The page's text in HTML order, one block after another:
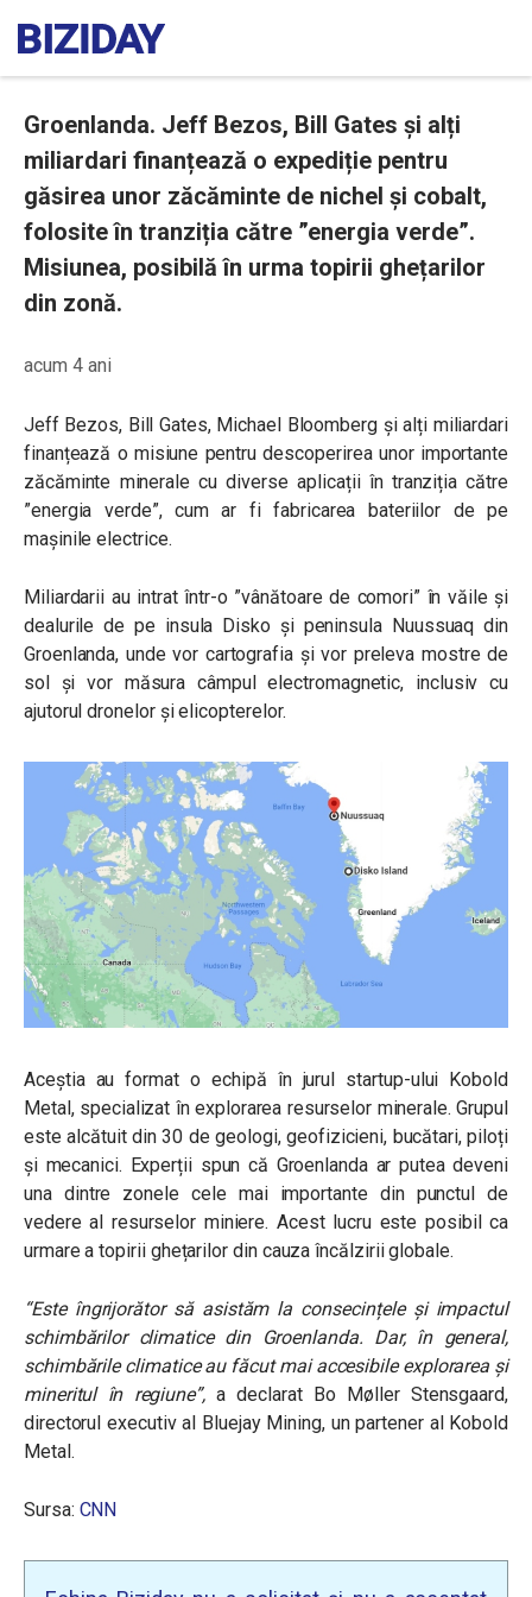
Groenlanda. Jeff Bezos, Bill Gates și alți
miliardari finanțează o expediție pentru
găsirea unor zăcăminte de nichel și cobalt,
folosite în tranziția către ”energia verde”.
Misiunea, posibilă în urma topirii ghețarilor
din zonă.
acum 4 ani
Jeff Bezos, Bill Gates, Michael Bloomberg și alți miliardari
finanțează o misiune pentru descoperirea unor importante
zăcăminte minerale cu diverse aplicații în tranziția către
”energia verde”, cum ar fi fabricarea bateriilor de pe
mașinile electrice.
Miliardarii au intrat într-o ”vânătoare de comori” în văile și
dealurile de pe insula Disko și peninsula Nuussuaq din
Groenlanda, unde vor cartografia și vor preleva mostre de
sol și vor măsura câmpul electromagnetic, inclusiv cu
ajutorul dronelor și elicopterelor.
Aceștia au format o echipă în jurul startup-ului Kobold
Metal, specializat în explorarea resurselor minerale. Grupul
este alcătuit din 30 de geologi, geofizicieni, bucătari, piloți
și mecanici. Experții spun că Groenlanda ar putea deveni
una dintre zonele cele mai importante din punctul de
vedere al resurselor miniere. Acest lucru este posibil ca
urmare a topirii ghețarilor din cauza încălzirii globale.
“Este îngrijorător să asistăm la consecințele și impactul
schimbărilor climatice din Groenlanda. Dar, în general,
schimbările climatice au făcut mai accesibile explorarea și
mineritul în regiune”,a declarat Bo Møller Stensgaard,
directorul executiv al Bluejay Mining, un partener al Kobold
Metal.
Sursa: CNN